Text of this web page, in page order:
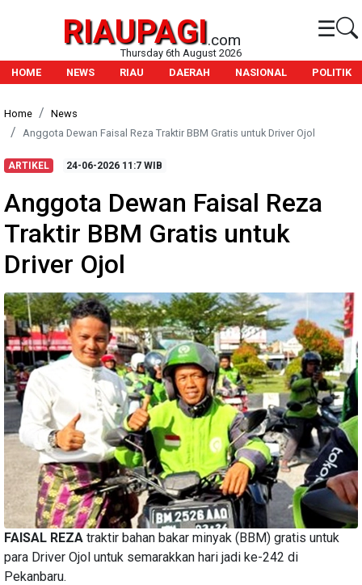
RIAUPAGI.com ☰
Thursday 6th August 2026
HOME
NEWS RIAU DAERAH NASIONAL POLITIK
Home
News
Anggota Dewan Faisal Reza Traktir BBM Gratis untuk Driver Ojol
ARTIKEL 24-06-2026 11:7 WIB
Anggota Dewan Faisal Reza
Traktir BBM Gratis untuk
Driver Ojol
FAISAL REZA traktir bahan bakar minyak (BBM) gratis untuk
para Driver Ojol untuk semarakkan hari jadi ke-242 di
Pekanbaru.